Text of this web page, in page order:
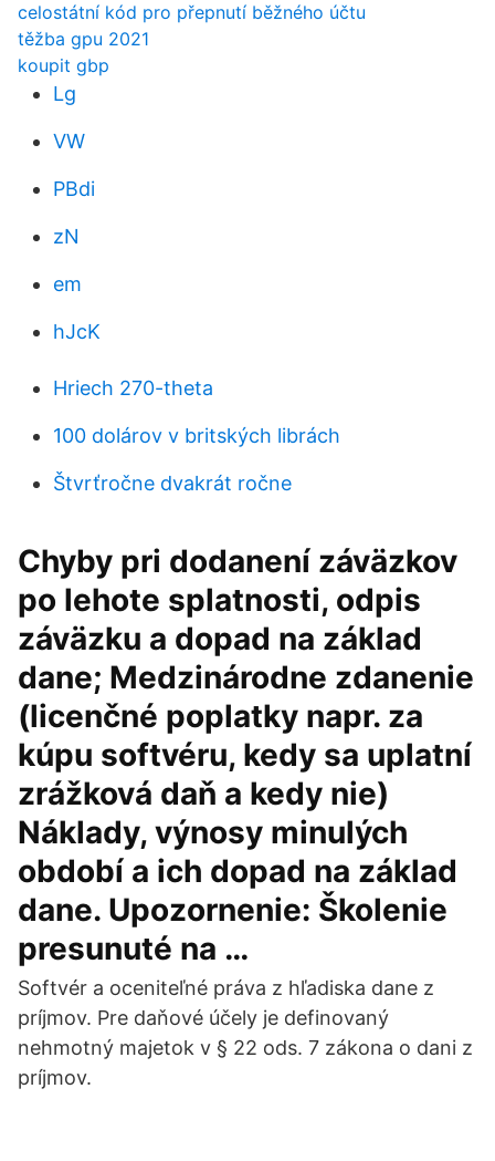
celostátní kód pro přepnutí běžného účtu
těžba gpu 2021
koupit gbp
Lg
VW
PBdi
zN
em
hJcK
Hriech 270-theta
100 dolárov v britských librách
Štvrťročne dvakrát ročne
Chyby pri dodanení záväzkov
po lehote splatnosti, odpis
záväzku a dopad na základ
dane; Medzinárodne zdanenie
(licenčné poplatky napr. za
kúpu softvéru, kedy sa uplatní
zrážková daň a kedy nie)
Náklady, výnosy minulých
období a ich dopad na základ
dane. Upozornenie: Školenie
presunuté na …
Softvér a oceniteľné práva z hľadiska dane z
príjmov. Pre daňové účely je definovaný
nehmotný majetok v § 22 ods. 7 zákona o dani z
príjmov.